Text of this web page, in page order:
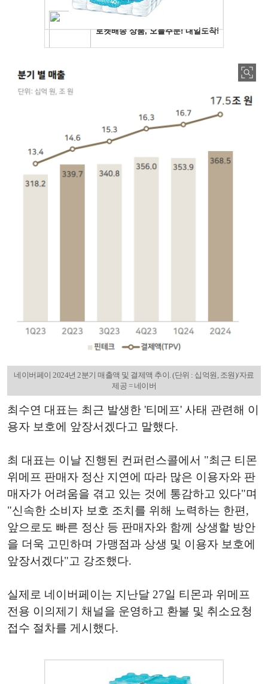
네이버페이 2024년 2분기 매출액 및 결제액 추이. (단위 : 십억원, 조원)/자료
제공 = 네이버
최수연 대표는 최근 발생한 '티메프' 사태 관련해 이
용자 보호에 앞장서겠다고 말했다.
최 대표는 이날 진행된 컨퍼런스콜에서 "최근 티몬
위메프 판매자 정산 지연에 따라 많은 이용자와 판
매자가 어려움을 겪고 있는 것에 통감하고 있다"며
"신속한 소비자 보호 조치를 위해 노력하는 한편,
앞으로도 빠른 정산 등 판매자와 함께 상생할 방안
을 더욱 고민하며 가맹점과 상생 및 이용자 보호에
앞장서겠다"고 강조했다.
실제로 네이버페이는 지난달 27일 티몬과 위메프
전용 이의제기 채널을 운영하고 환불 및 취소요청
접수 절차를 게시했다.